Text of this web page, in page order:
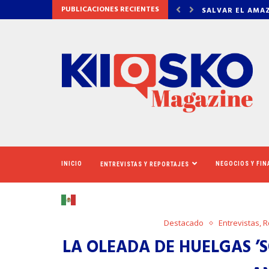
PUBLICACIONES RECIENTES
EL ECOSISTEMA EVIDENCIA QUE LA... LA VERDAD
INICIO ENTREVISTAS Y REPORTAJES NEGOCIOS Y
Destacado Entrevistas,
LA OLEADA DE HUELGAS